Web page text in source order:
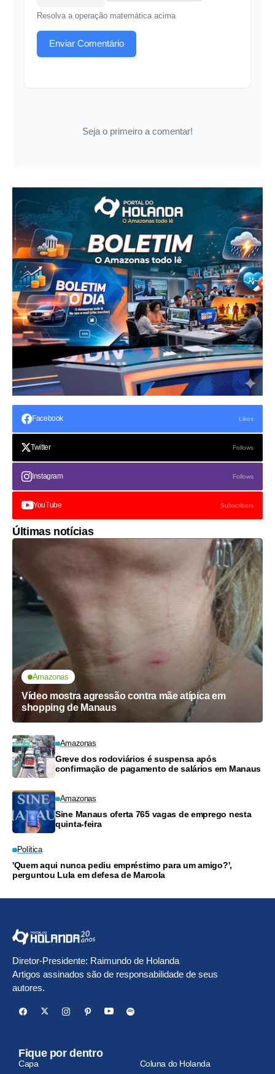
Resolva a operação matemática acima
Enviar Comentário
Seja o primeiro a comentar!
Facebook Likes
Twitter Follows
Instagram Follows
YouTube Subscribers
Últimas notícias
Amazonas
Vídeo mostra agressão contra mãe atípica em
shopping de Manaus
Amazonas
Greve dos rodoviários é suspensa após
confirmação de pagamento de salários em Manaus
Amazonas
Sine Manaus oferta 765 vagas de emprego nesta
quinta-feira
Política
'Quem aqui nunca pediu empréstimo para um amigo?',
perguntou Lula em defesa de Marcola
Diretor-Presidente: Raimundo de Holanda
Artigos assinados são de responsabilidade de seus
autores.
Fique por dentro
Capa Coluna do Holanda